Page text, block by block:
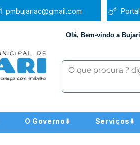
pmbujariac@gmail.com
Olá, Bem-vindo a
O Governo⬇️ Serviços⬇️